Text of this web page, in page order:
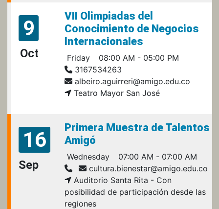
9
Oct
VII Olimpiadas del
Conocimiento de Negocios
Internacionales
Friday
08:00 AM - 05:00 PM
3167534263
albeiro.aguirreri@amigo.edu.co
Teatro Mayor San José
16
Sep
Primera Muestra de Talentos
Amigó
Wednesday
07:00 AM - 07:00 AM
cultura.bienestar@amigo.edu.co
Auditorio Santa Rita - Con
posibilidad de participación desde las
regiones